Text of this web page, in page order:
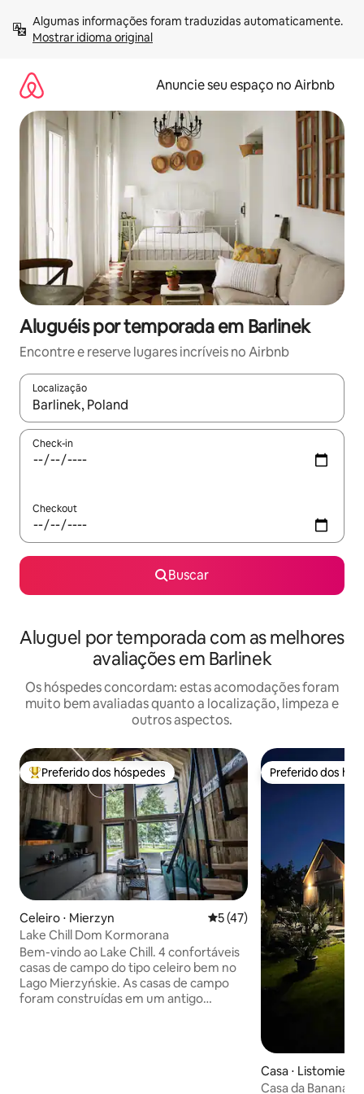
para
Mostrar idioma original
Anuncie seu espaço no Airbnb
Aluguéis por temporada em Barlinek
Encontre e reserve lugares incríveis no Airbnb
Localização
Quando os resultados estiverem disponíveis, explore-os
Check-in
Checkout
Buscar
Aluguel por temporada com as melhores
avaliações em Barlinek
Os hóspedes concordam: estas acomodações foram
muito bem avaliadas quanto a localização, limpeza e
outros aspectos.
Entre os melhores preferidos dos hóspedes
Preferido dos hóspedes
Celeiro ⋅ Mierzyn 5 de uma avaliação média
5 (47)
Lake Chill Dom Kormorana
Bem-vindo ao Lake Chill. 4 confortáveis
casas de campo do tipo celeiro bem no
Lago Mierzyńskie. As casas de campo
foram construídas em um antigo
Preferido dos
Preferido dos
Casa ⋅ Listomie
Casa da Banana